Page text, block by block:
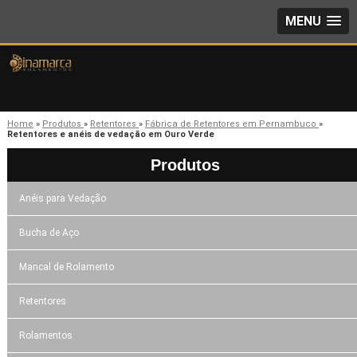
MENU
Home » Produtos » Retentores » Fábrica de Retentores em Pernambuco »
Retentores e anéis de vedação em Ouro Verde
Produtos
Anéis para Vedação
Bucha de Aço
Mancal de Rolamento
Retentores
Rolamentos